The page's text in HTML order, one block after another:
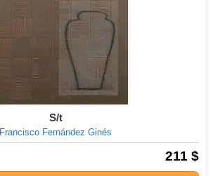
S/t
Francisco Fernández Ginés
211 $